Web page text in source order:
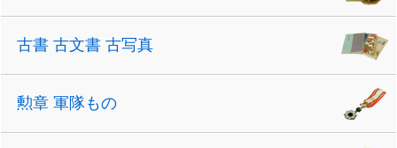
古書 古文書 古写真
勲章 軍隊もの